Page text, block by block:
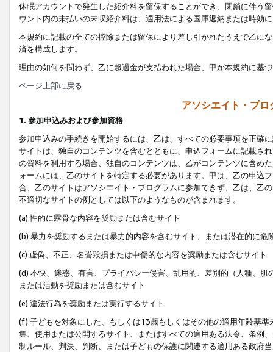
休眠アカウントで発生した紹介料を留保することができ、閉鎖に伴う
ウント内の未払いの未収紹介料は、適用法による国庫返納または時効
本規約に記載の全ての控除または留保により差し引かれたうえで乙に
済を構成します。
理由の如何を問わず、乙に超過金が支払われた場合、甲が本規約に基
ページ上部に戻る
アソシエイト・プ
1. 参加申込みおよび参加資格
参加申込みの手続きを開始するには、乙は、すべての必要事項を正確
サイトは、独自のコンテンツを含むとともに、申込フォームに記載さ
の資料を利用する場合、独自のコンテンツは、乙がコンテンツに含め
ォームには、乙のサイトを特定する必要があります。甲は、乙の申込
合、乙のサイトはアソシエイト・プログラムに参加できず、乙は、乙
不適切なサイトの例としては以下のようなものが含まれます。
(a) 性的に露骨な内容を奨励または含むサイト
(b) 暴力を奨励するまたは暴力的内容を含むサイト、または潜在的に
(c) 虚偽、不正、名誉毀損または中傷的な内容を奨励または含むサイト
(d) 不快、迷惑、有害、プライバシー侵害、乱用的、差別的（人種、
または活動を奨励または含むサイト
(e) 違法行為を奨励または実行するサイト
(f) 子どもを対象にした、もしくは13歳もしくはその他の適用年齢基
集、使用または公開するサイト、またはすべての適用ある法令、条例
制ルール、判決、判断、または子どもの保護に関連する適用ある政府